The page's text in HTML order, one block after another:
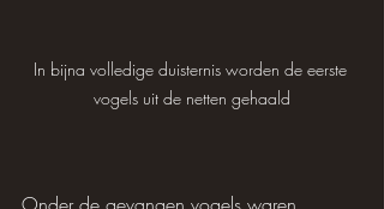
In bijna volledige duisternis worden de eerste
vogels uit de netten gehaald